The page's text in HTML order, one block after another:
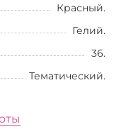
Красный.
Гелий.
36.
Тематический.